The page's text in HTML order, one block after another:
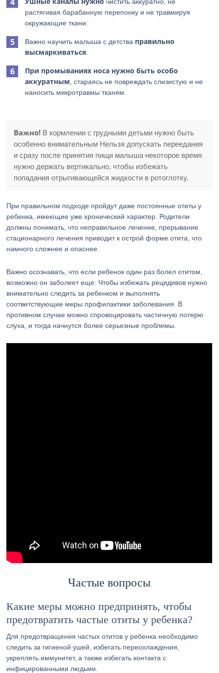
растягивая барабанную перепонку и не травмируя
окружающие ткани.
Важно научить малыша с детства правильно
высмаркиваться
При промываниях носа нужно быть особо
аккуратным , стараясь не повреждать слизистую и не
наносить микротравмы тканям.
Важно! В кормлении с грудными детьми нужно быть
особенно внимательным Нельзя допускать переедания
и сразу после принятия пищи малыша некоторое время
нужно держать вертикально, чтобы избежать
попадания отрыгивающейся жидкости в ротоглотку.
При правильном подходе пройдут даже постоянные отиты у
ребенка, имеющие уже хронический характер. Родители
должны понимать, что неправильное лечение, прерывание
стационарного лечения приводит к острой форме отита, что
намного сложнее и опаснее.
Важно осознавать, что если ребенок один раз болел отитом,
возможно он заболеет еще. Чтобы избежать рецидивов нужно
внимательно следить за ребенком и выполнять
соответствующие меры профилактики заболевания. В
противном случае можно спровоцировать частичную потерю
слуха, и тогда начнутся более серьезные проблемы.
Частые вопросы
Какие меры можно предпринять, чтобы
предотвратить частые отиты у ребенка?
Для предотвращения частых отитов у ребенка необходимо
следить за гигиеной ушей, избегать переохлаждения,
укреплять иммунитет, а также избегать контакта с
инфицированными людьми.